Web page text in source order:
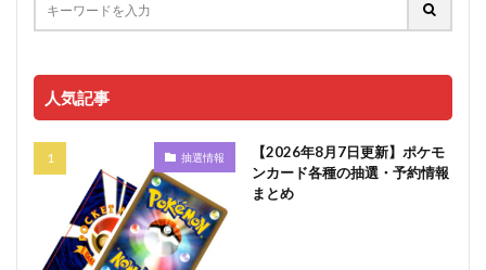
人気記事
抽選情報
【2026年8月7日更新】ポケモ
ンカード各種の抽選・予約情報
まとめ